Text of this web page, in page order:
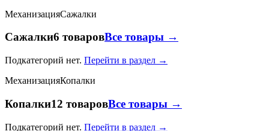
МеханизацияСажалки
Сажалки6 товаровВсе товары →
Подкатегорий нет. Перейти в раздел →
МеханизацияКопалки
Копалки12 товаровВсе товары →
Подкатегорий нет. Перейти в раздел →